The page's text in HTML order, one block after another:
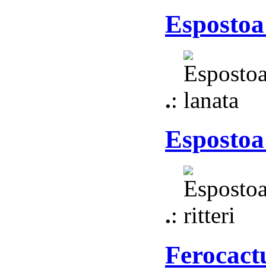
.:
.: